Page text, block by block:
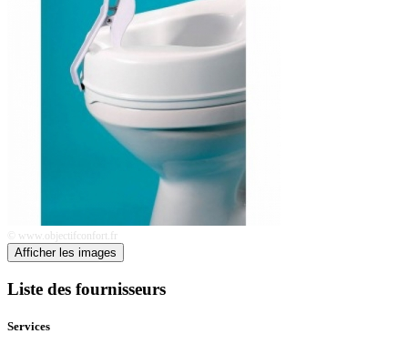
© www.objectifconfort.fr
Afficher les images
Liste des fournisseurs
Services